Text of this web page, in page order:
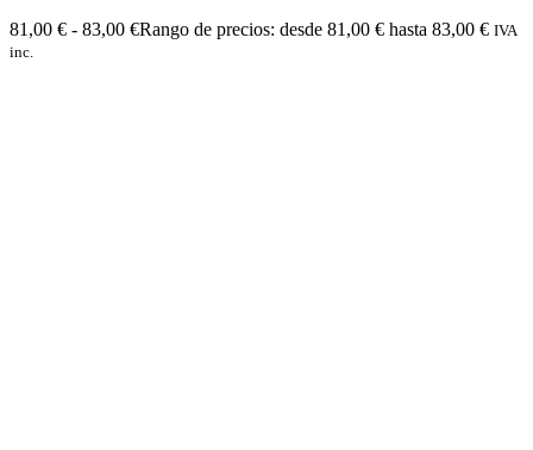
81,00 € - 83,00 €Rango de precios: desde 81,00 € hasta 83,00 € IVA
inc.